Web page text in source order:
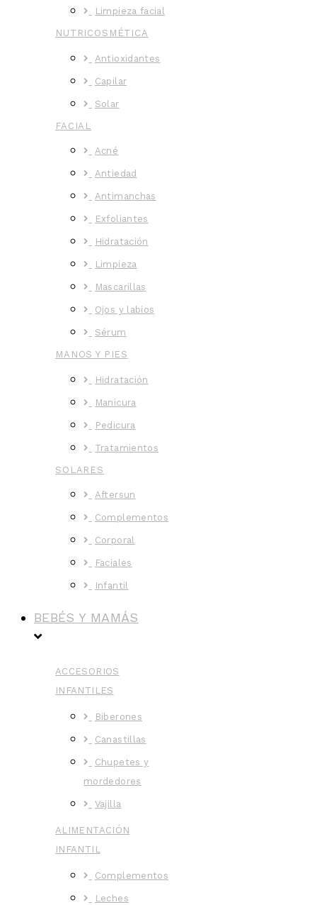
Limpieza facial
NUTRICOSMÉTICA
Antioxidantes
Capilar
Solar
FACIAL
Acné
Antiedad
Antimanchas
Exfoliantes
Hidratación
Limpieza
Mascarillas
Ojos y labios
Sérum
MANOS Y PIES
Hidratación
Manicura
Pedicura
Tratamientos
SOLARES
Aftersun
Complementos
Corporal
Faciales
Infantil
BEBÉS Y MAMÁS
ACCESORIOS
INFANTILES
Biberones
Canastillas
Chupetes y
mordedores
Vajilla
ALIMENTACIÓN
INFANTIL
Complementos
Leches